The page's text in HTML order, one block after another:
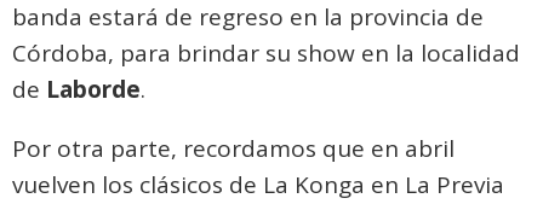
banda estará de regreso en la provincia de
Córdoba, para brindar su show en la localidad
de Laborde.
Por otra parte, recordamos que en abril
vuelven los clásicos de La Konga en La Previa